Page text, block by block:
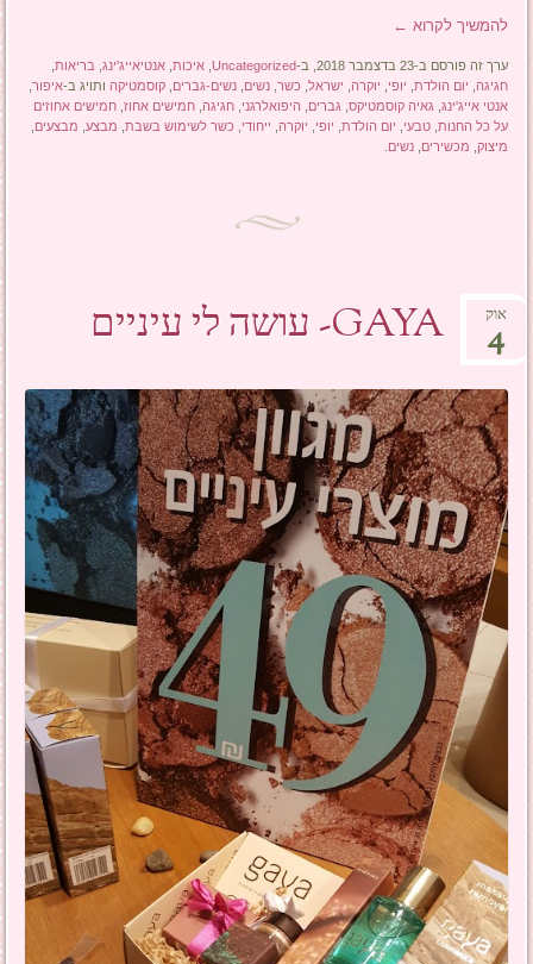
להמשיך לקרוא ←
ערך זה פורסם ב-23 בדצמבר 2018, ב- Uncategorized
,איכות ,אנטיאייג'ינג בריאות
חגיגה יום הולדת יופי יוקרה ישראל כשר ,נשים ,נשים-גברים ,קוסמטיקה ותויג ב-איפור
אנטי אייג'ינג גאיה קוסמטיקס גברים היפואלרגני ,חגיגה ,חמישים אחוז ,חמישים אחוזים
על כל החנות ,טבעי יום הולדת יופי יוקרה ייחודי כשר לשימוש בשבת מבצע מבצעים
מיצוק מכשירים ,נשים
GAYA- עושה לי עיניים אוק
4